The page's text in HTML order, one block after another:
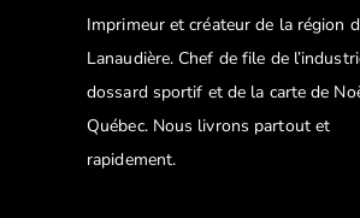
Imprimeur et créateur de la région
Lanaudière. Chef de file de
dossard sportif et de la carte de
Québec. Nous livrons partout et
rapidement.